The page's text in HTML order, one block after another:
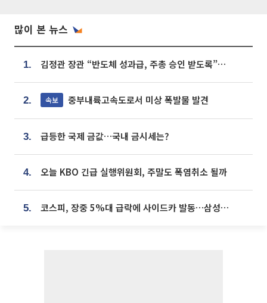
많이 본 뉴스
1. 김정관 장관 “반도체 성과급, 주총 승인 받도록”…상법·자본시장법 개정 시사
2. 속보 중부내륙고속도로서 미상 폭발물 발견
3. 급등한 국제 금값…국내 금시세는?
4. 오늘 KBO 긴급 실행위원회, 주말도 폭염취소 될까
5. 코스피, 장중 5%대 급락에 사이드카 발동…삼성·SK 동반 폭락